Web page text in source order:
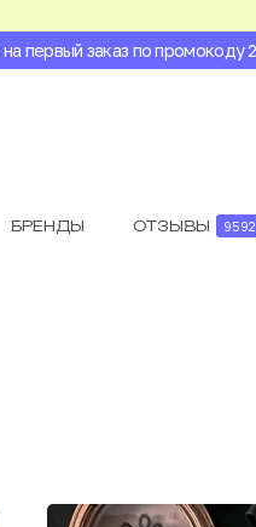
заказ по промокоду 2525
БРЕНДЫ ОТЗЫВЫ 9592